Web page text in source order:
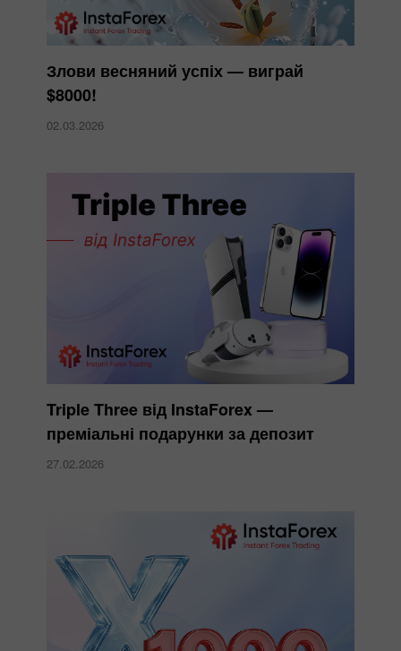
Злови весняний успіх — виграй
$8000!
02.03.2026
Triple Three від InstaForex —
преміальні подарунки за депозит
27.02.2026